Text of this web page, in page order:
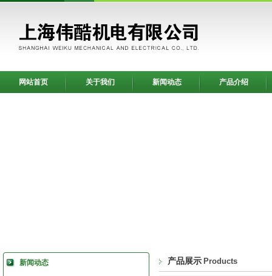
网站首页 关于我们 新闻动态 产品介绍
新闻动态 产品展示 Products